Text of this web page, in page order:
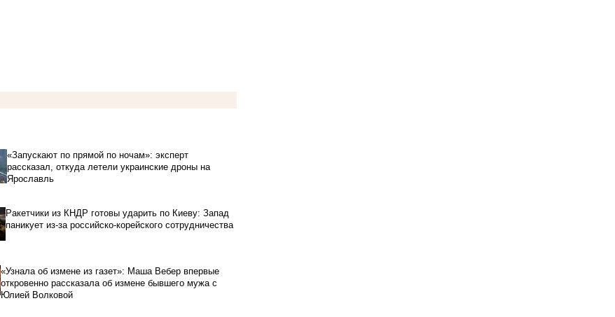
«Запускают по прямой по ночам»: эксперт
рассказал, откуда летели украинские дроны на
Ярославль
Ракетчики из КНДР готовы ударить по Киеву: Запад
паникует из-за российско-корейского сотрудничества
«Узнала об измене из газет»: Маша Вебер впервые
откровенно рассказала об измене бывшего мужа с
Юлией Волковой